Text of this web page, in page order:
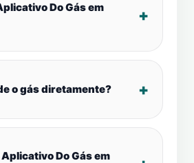
Do Gás em
o gás diretamente?
Do Gás em